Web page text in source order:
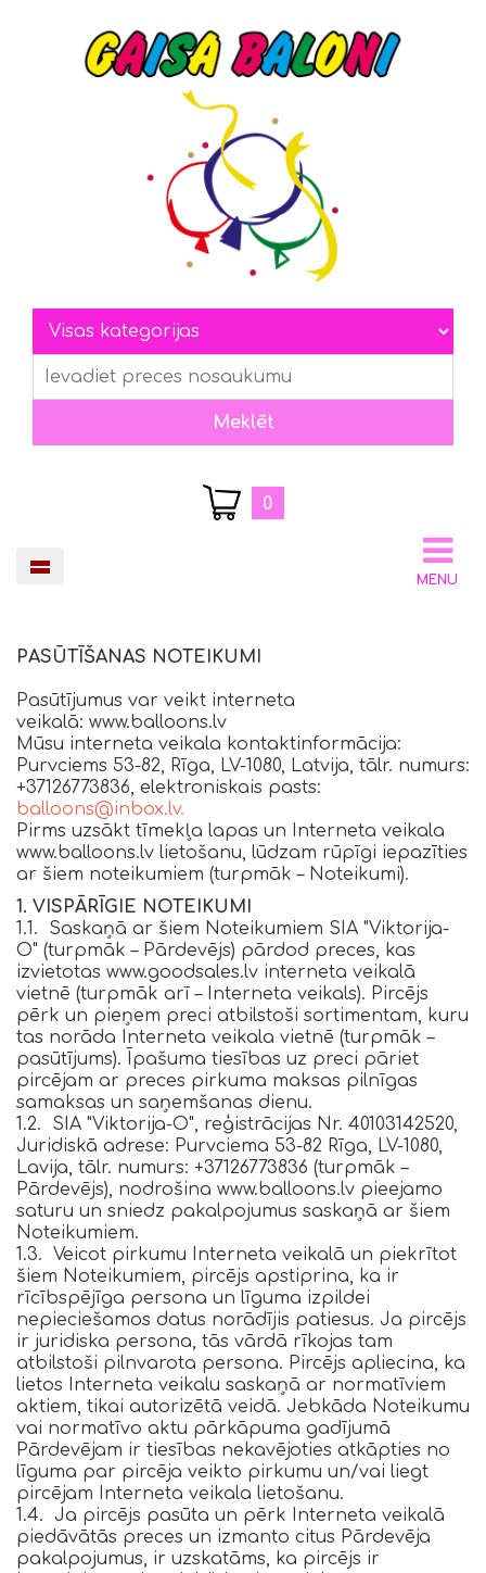
0
MENU
PASŪTĪŠANAS NOTEIKUMI
Pasūtījumus var veikt interneta
veikalā: www.balloons.lv
Mūsu interneta veikala kontaktinformācija:
Purvciems 53-82, Rīga, LV-1080, Latvija, tālr. numurs:
+37126773836, elektroniskais pasts:
balloons@inbox.lv.
Pirms uzsākt tīmekļa lapas un Interneta veikala
www.balloons.lv lietošanu, lūdzam rūpīgi iepazīties
ar šiem noteikumiem (turpmāk – Noteikumi).
1. VISPĀRĪGIE NOTEIKUMI
1.1. Saskaņā ar šiem Noteikumiem SIA "Viktorija-
O" (turpmāk – Pārdevējs) pārdod preces, kas
izvietotas www.goodsales.lv interneta veikalā
vietnē (turpmāk arī – Interneta veikals). Pircējs
pērk un pieņem preci atbilstoši sortimentam, kuru
tas norāda Interneta veikala vietnē (turpmāk –
pasūtījums). Īpašuma tiesības uz preci pāriet
pircējam ar preces pirkuma maksas pilnīgas
samaksas un saņemšanas dienu.
1.2. SIA "Viktorija-O", reģistrācijas Nr. 40103142520,
Juridiskā adrese: Purvciema 53-82 Rīga, LV-1080,
Lavija, tālr. numurs: +37126773836 (turpmāk –
Pārdevējs), nodrošina www.balloons.lv pieejamo
saturu un sniedz pakalpojumus saskaņā ar šiem
Noteikumiem.
1.3. Veicot pirkumu Interneta veikalā un piekrītot
šiem Noteikumiem, pircējs apstiprina, ka ir
rīcībspējīga persona un līguma izpildei
nepieciešamos datus norādījis patiesus. Ja pircējs
ir juridiska persona, tās vārdā rīkojas tam
atbilstoši pilnvarota persona. Pircējs apliecina, ka
lietos Interneta veikalu saskaņā ar normatīviem
aktiem, tikai autorizētā veidā. Jebkāda Noteikumu
vai normatīvo aktu pārkāpuma gadījumā
Pārdevējam ir tiesības nekavējoties atkāpties no
līguma par pircēja veikto pirkumu un/vai liegt
pircējam Interneta veikala lietošanu.
1.4. Ja pircējs pasūta un pērk Interneta veikalā
piedāvātās preces un izmanto citus Pārdevēja
pakalpojumus, ir uzskatāms, ka pircējs ir